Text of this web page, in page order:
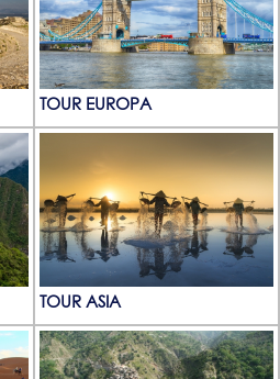
TOUR EUROPA
TOUR ASIA